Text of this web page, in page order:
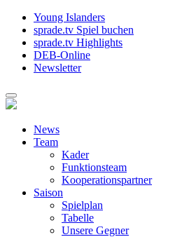
Young Islanders
sprade.tv Spiel buchen
sprade.tv Highlights
DEB-Online
Newsletter
News
Team
Kader
Funktionsteam
Kooperationspartner
Saison
Spielplan
Tabelle
Unsere Gegner